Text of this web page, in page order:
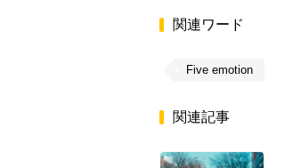
関連ワード
Five emotion
関連記事